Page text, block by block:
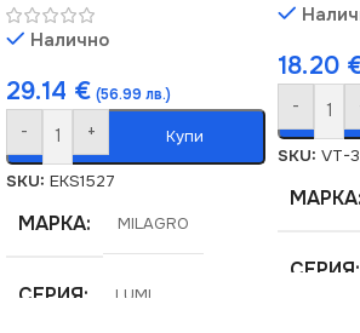
Налично
29.14 € (56.99 лв.)
- + Купи
SKU: EKS1527
МАРКА MILAGRO
СЕРИЯ LUMI
18.20
-
SKU: VT-
МАРКА
СЕРИЯ